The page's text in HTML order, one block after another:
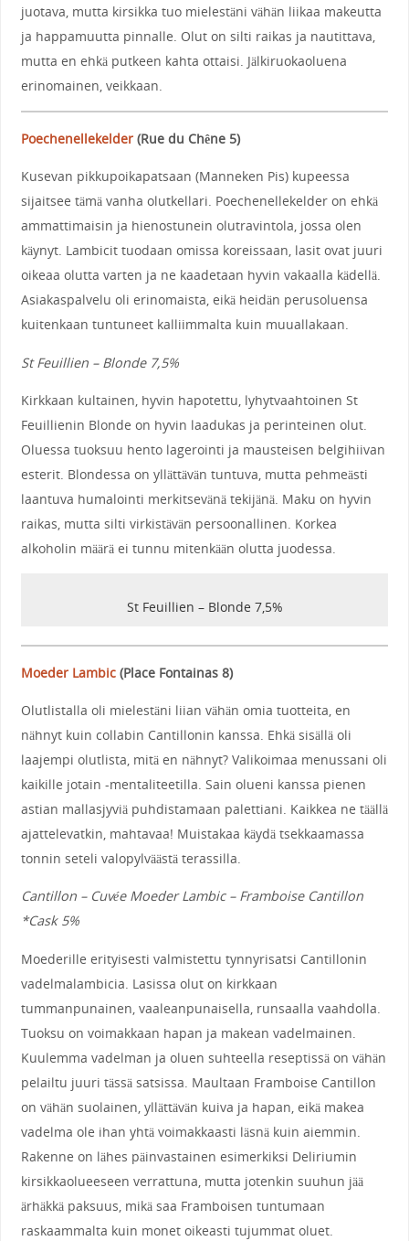
juotava, mutta kirsikka tuo mielestäni vähän liikaa makeutta
ja happamuutta pinnalle. Olut on silti raikas ja nautittava,
mutta en ehkä putkeen kahta ottaisi. Jälkiruokaoluena
erinomainen, veikkaan.
Poechenellekelder(Rue du Chêne 5)
Kusevan pikkupoikapatsaan (Manneken Pis) kupeessa
sijaitsee tämä vanha olutkellari. Poechenellekelder on ehkä
ammattimaisin ja hienostunein olutravintola, jossa olen
käynyt. Lambicit tuodaan omissa koreissaan, lasit ovat juuri
oikeaa olutta varten ja ne kaadetaan hyvin vakaalla kädellä.
Asiakaspalvelu oli erinomaista, eikä heidän perusoluensa
kuitenkaan tuntuneet kalliimmalta kuin muuallakaan.
St Feuillien – Blonde 7,5%
Kirkkaan kultainen, hyvin hapotettu, lyhytvaahtoinen St
Feuillienin Blonde on hyvin laadukas ja perinteinen olut.
Oluessa tuoksuu hento lagerointi ja mausteisen belgihiivan
esterit. Blondessa on yllättävän tuntuva, mutta pehmeästi
laantuva humalointi merkitsevänä tekijänä. Maku on hyvin
raikas, mutta silti virkistävän persoonallinen. Korkea
alkoholin määrä ei tunnu mitenkään olutta juodessa.
St Feuillien – Blonde 7,5%
Moeder Lambic(Place Fontainas 8)
Olutlistalla oli mielestäni liian vähän omia tuotteita, en
nähnyt kuin collabin Cantillonin kanssa. Ehkä sisällä oli
laajempi olutlista, mitä en nähnyt? Valikoimaa menussani oli
kaikille jotain -mentaliteetilla. Sain olueni kanssa pienen
astian mallasjyviä puhdistamaan palettiani. Kaikkea ne täällä
ajattelevatkin, mahtavaa! Muistakaa käydä tsekkaamassa
tonnin seteli valopylväästä terassilla.
Cantillon – Cuvée Moeder Lambic – Framboise Cantillon
*Cask 5%
Moederille erityisesti valmistettu tynnyrisatsi Cantillonin
vadelmalambicia. Lasissa olut on kirkkaan
tummanpunainen, vaaleanpunaisella, runsaalla vaahdolla.
Tuoksu on voimakkaan hapan ja makean vadelmainen.
Kuulemma vadelman ja oluen suhteella reseptissä on vähän
pelailtu juuri tässä satsissa. Maultaan Framboise Cantillon
on vähän suolainen, yllättävän kuiva ja hapan, eikä makea
vadelma ole ihan yhtä voimakkaasti läsnä kuin aiemmin.
Rakenne on lähes päinvastainen esimerkiksi Deliriumin
kirsikkaolueeseen verrattuna, mutta jotenkin suuhun jää
ärhäkkä paksuus, mikä saa Framboisen tuntumaan
raskaammalta kuin monet oikeasti tujummat oluet.